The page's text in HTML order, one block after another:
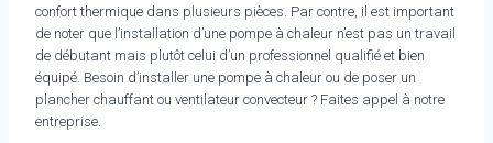
confort thermique dans plusieurs pièces. Par contre, il est important
de noter que l’installation d’une pompe à chaleur n’est pas un travail
de débutant mais plutôt celui d’un professionnel qualifié et bien
équipé. Besoin d’installer une pompe à chaleur ou de poser un
plancher chauffant ou ventilateur convecteur ? Faites appel à notre
entreprise.